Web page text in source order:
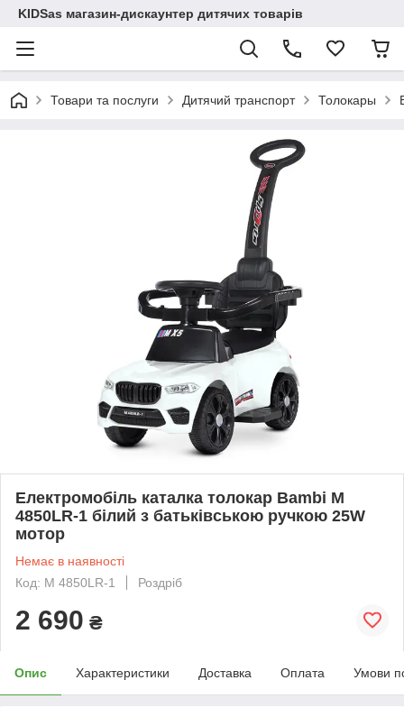
KIDSas магазин-дискаунтер дитячих товарів
Товари та послуги Дитячий транспорт Толокары
Електромобіль каталка толокар Bambi M
4850LR-1 білий з батьківською ручкою 25W
мотор
Немає в наявності
Код: М 4850LR-1
Роздріб
2 690 ₴
Опис Характеристики Доставка Оплата Умови